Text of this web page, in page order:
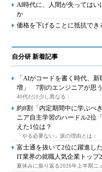
AI時代に、人間が失ってはい
か
価格を下げることに抵抗でき
自分研 新着記事
「AIがコードを書く時代、
増」 7割のエンジニアが思
40代だけ少し異なる：
約8割「内定期間中に学ぶべ
ニア自主学習のハードル2位
えた1位は？
「やる必要ない」派の理由とは：
富士通を抜いて2位に躍進し
IT業界の就職人気企業トップ
夏休みに振り返る2026年上半期ニ